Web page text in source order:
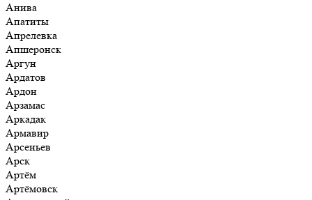
Анива
Апатиты
Апрелевка
Апшеронск
Аргун
Ардатов
Ардон
Арзамас
Аркадак
Армавир
Арсеньев
Арск
Артём
Артёмовск